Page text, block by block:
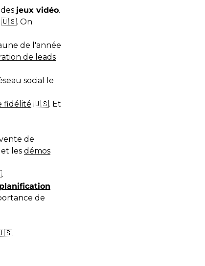
jeux vidéo.
🇺🇸. On
de l'année
de leads
social le
fidélité 🇺🇸. Et
de
les démos
planification
de